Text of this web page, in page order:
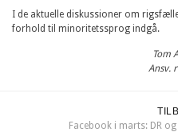
I de aktuelle diskussioner om
forhold til minoritetssprog indgå.
Tom
Ansv.
Facebook i marts: DR